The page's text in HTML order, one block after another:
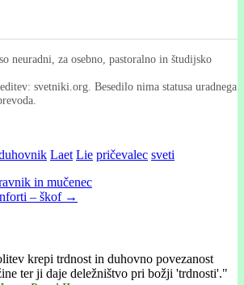
neuradni, za osebno, pastoralno in študijsko
svetniki.org. Besedilo nima statusa uradnega
Laet Lie pričevalec sveti
in mučenec
– škof →
krepi trdnost in duhovno povezanost
ter ji daje deležništvo pri božji 'trdnosti'."